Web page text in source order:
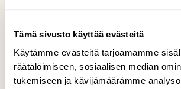
Tämä sivusto käyttää evästeitä
Käytämme evästeitä tarjoamamme
räätälöimiseen, sosiaalisen median
tukemiseen ja kävijämäärämme